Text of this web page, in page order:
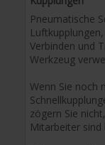
Pneumatische
Verbinden und
Werkzeug
Wenn Sie noch
zögern Sie
Mitarbeiter sind